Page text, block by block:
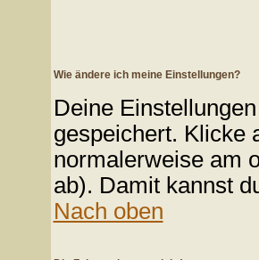
Wie ändere ich meine Einstellungen?
Deine
gespeichert. Klicke
normalerweise am
ab). Damit kannst
Nach oben